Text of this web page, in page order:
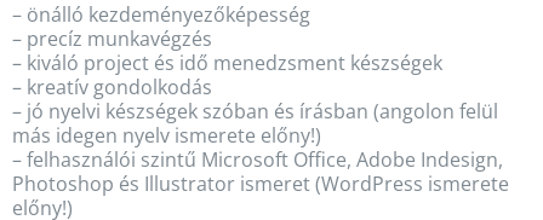
– önálló kezdeményezőképesség
– precíz munkavégzés
– kiváló project és idő menedzsment készségek
– kreatív gondolkodás
– jó nyelvi készségek szóban és írásban (angolon felül
más idegen nyelv ismerete előny!)
– felhasználói szintű Microsoft Office, Adobe Indesign,
Photoshop és Illustrator ismeret (WordPress ismerete
előny!)